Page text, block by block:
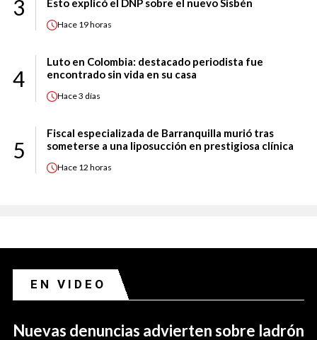
3
Hace 19 horas
4
Luto en Colombia: destacado periodista fue
encontrado sin vida en su casa
Hace3 días
5
Fiscal especializada de Barranquilla murió tras
someterse a una liposucción en prestigiosa clínica
Hace 12 horas
EN VIDEO
Nuevas denuncias advierten sobre ladrón